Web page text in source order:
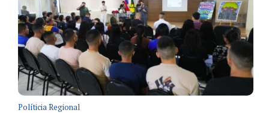
Políticia Regional